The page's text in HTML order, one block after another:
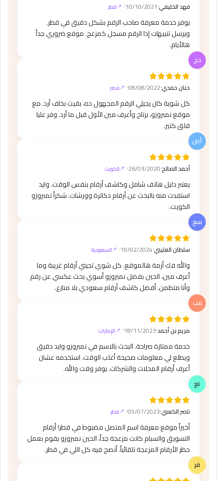
فهد الخليفي⸱
10/10/2021
⸱ قطر
يوفر خدمة معرفة صاحب الرقم بشكل دقيق في قطر.
ويرسل تنبيهات إذا الرقم مسجل كمزعج. موقع ضروري جداً
هالأيام.
حنان حمدي⸱
08/08/2022
⸱ مصر
كل شوية كان يجيلي الرقم المجهول ده، بقيت بخاف أرد. مع
موقع نمبروزو، برتاح وأعرف مين الأول قبل ما أرد. وفر عليا
قلق كتير.
أحمد الصالح⸱
26/03/2020
⸱ الكويت
يعتبر دليل هاتف شامل وكاشف أرقام بنفس الوقت. وايد
استفدت منه بالبحث عن أرقام دكاترة وورشات. شكراً نمبروزو
الكويت.
سلطان العتيبي⸱
10/02/2024
⸱ السعودية
والله فك أزمة هالموقع. كل شوي تجيني أرقام غريبة وما
أعرف مين، الحين بفضل نمبروزو أسوي بحث عكسي عن رقم
وأنا متطمن. أفضل كاشف أرقام سعودي بلا منازع.
مريم بن أحمد⸱
18/11/2023
⸱ الإمارات
خدمة ممتازة صراحة. البحث بالاسم في نمبروزو وايد دقيق
ويطلع لي معلومات صحيحة أغلب الوقت. استخدمه عشان
أعرف أرقام المحلات والشركات. يوفر وقت والله.
ناصر الكعبي⸱
05/07/2023
⸱ قطر
أخيراً موقع معرفة اسم المتصل مضبوط في قطر! أرقام
التسويق والسبام كانت مزعجة جداً، الحين نمبروزو يقوم بعمل
حظر الأرقام المزعجة تلقائياً. أنصح فيه كل اللي في قطر.